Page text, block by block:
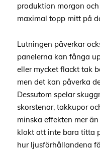
produktion morgon
maximal topp mitt på
Lutningen påverkar
panelerna kan fånga
eller mycket flackt tak
men det kan påverka
Dessutom spelar
skorstenar, takkupor
minska effekten mer
klokt att inte bara titta
hur ljusförhållandena